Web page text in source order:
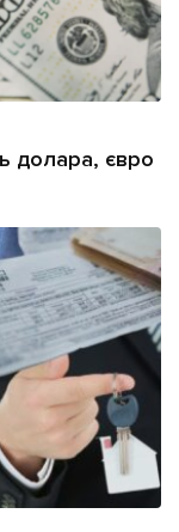
долара, євро